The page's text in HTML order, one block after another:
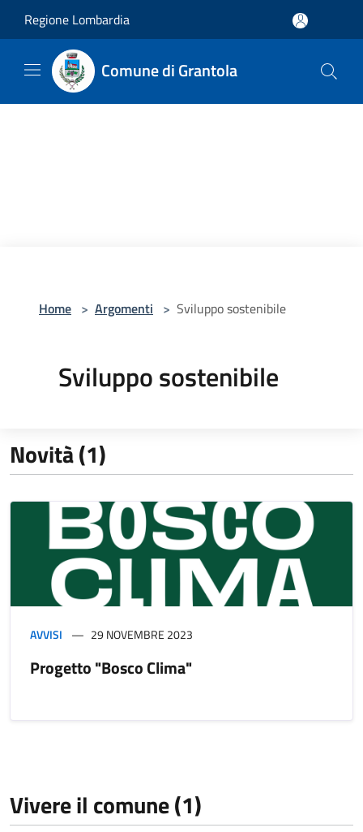
Regione Lombardia
Comune di Grantola
Home > Argomenti > Sviluppo sostenibile
Sviluppo sostenibile
Novità (1)
AVVISI 29 NOVEMBRE 2023
Progetto "Bosco Clima"
Vivere il comune (1)